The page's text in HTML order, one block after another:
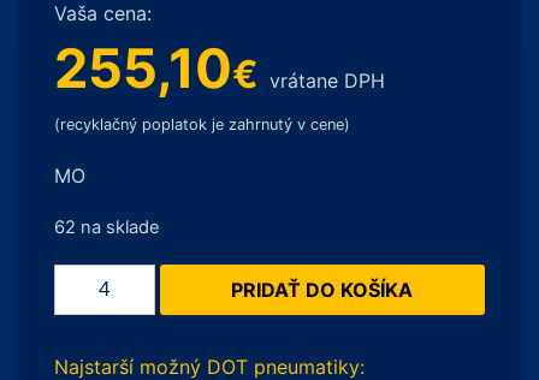
Vaša cena:
255,10€ vrátane DPH
(recyklačný poplatok je zahrnutý v cene)
MO
62 na sklade
množstvo
WINTER
PRIDAŤ DO KOŠÍKA
Najstarší možný DOT pneumatiky: